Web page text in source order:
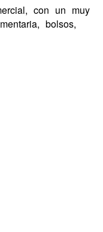
con un muy
bolsos,